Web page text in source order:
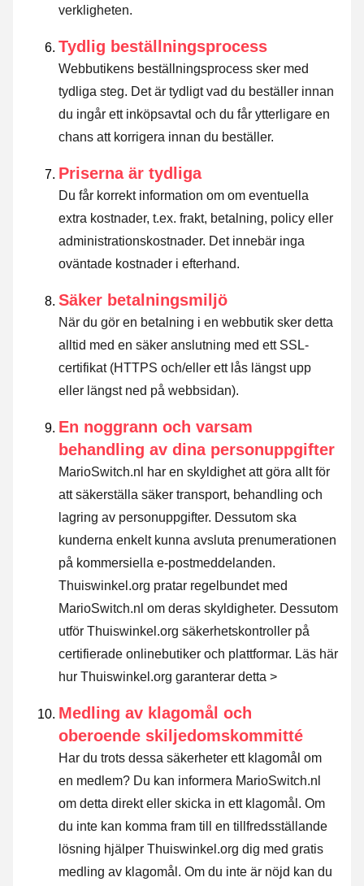
verkligheten.
Tydlig beställningsprocess
Webbutikens beställningsprocess sker med
tydliga steg. Det är tydligt vad du beställer innan
du ingår ett inköpsavtal och du får ytterligare en
chans att korrigera innan du beställer.
Priserna är tydliga
Du får korrekt information om om eventuella
extra kostnader, t.ex. frakt, betalning, policy eller
administrationskostnader. Det innebär inga
oväntade kostnader i efterhand.
Säker betalningsmiljö
När du gör en betalning i en webbutik sker detta
alltid med en säker anslutning med ett SSL-
certifikat (HTTPS och/eller ett lås längst upp
eller längst ned på webbsidan).
En noggrann och varsam
behandling av dina personuppgifter
MarioSwitch.nl har en skyldighet att göra allt för
att säkerställa säker transport, behandling och
lagring av personuppgifter. Dessutom ska
kunderna enkelt kunna avsluta prenumerationen
på kommersiella e-postmeddelanden.
Thuiswinkel.org pratar regelbundet med
MarioSwitch.nl om deras skyldigheter. Dessutom
utför Thuiswinkel.org säkerhetskontroller på
certifierade onlinebutiker och plattformar. Läs här
hur Thuiswinkel.org garanterar detta >
Medling av klagomål och
oberoende skiljedomskommitté
Har du trots dessa säkerheter ett klagomål om
en medlem? Du kan informera MarioSwitch.nl
om detta direkt eller skicka in ett klagomål . Om
du inte kan komma fram till en tillfredsställande
lösning hjälper Thuiswinkel.org dig med gratis
medling av klagomål. Om du inte är nöjd kan du